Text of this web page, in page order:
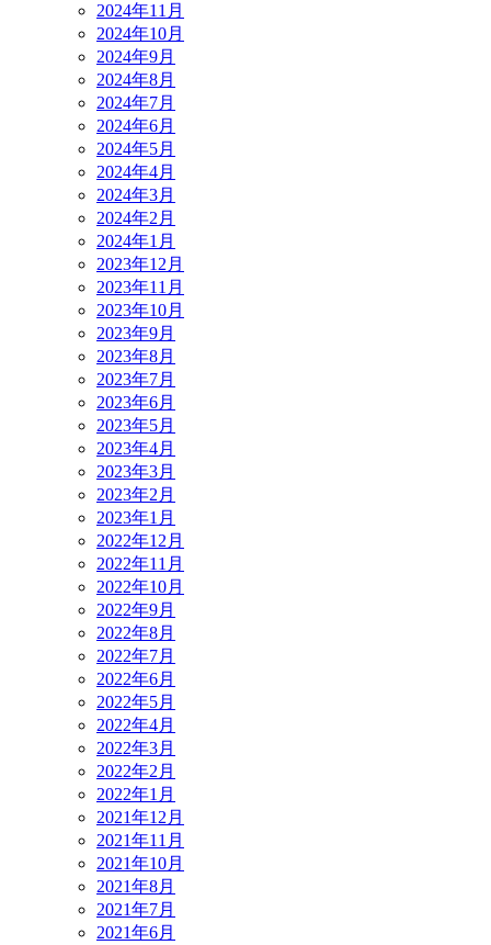
2024年11月
2024年10月
2024年9月
2024年8月
2024年7月
2024年6月
2024年5月
2024年4月
2024年3月
2024年2月
2024年1月
2023年12月
2023年11月
2023年10月
2023年9月
2023年8月
2023年7月
2023年6月
2023年5月
2023年4月
2023年3月
2023年2月
2023年1月
2022年12月
2022年11月
2022年10月
2022年9月
2022年8月
2022年7月
2022年6月
2022年5月
2022年4月
2022年3月
2022年2月
2022年1月
2021年12月
2021年11月
2021年10月
2021年8月
2021年7月
2021年6月